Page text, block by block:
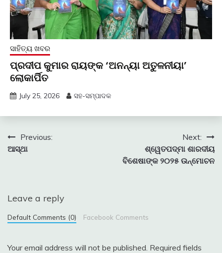
ସାହିତ୍ୟ ଖବର
ପ୍ରଦୀପ କୁମାର ରାୟଙ୍କ ‘ଅନନ୍ୟା ଅତୁଳନୀୟା’
ଲୋକାର୍ପିତ
July 25, 2026 ସହ-ସମ୍ପାଦକ
Post
navigation
Previous:
ଆସ୍ଥା
Next:
ଶ୍ୱେତପଦ୍ମା ଶାରଦୀୟ
ବିଶେଷାଙ୍କ ୨୦୨୫ ଉନ୍ମୋଚନ
Leave a reply
Default Comments (0) Facebook Comments
Your email address will not be published. Required fields